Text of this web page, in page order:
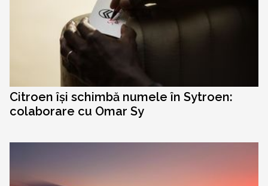
Citroen își schimbă numele în Sytroen:
colaborare cu Omar Sy